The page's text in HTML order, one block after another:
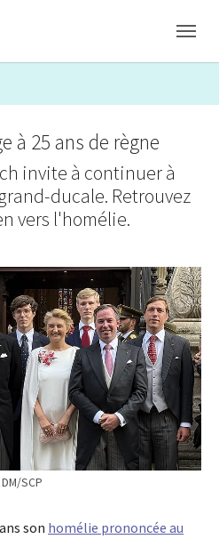
SCP
à 25 ans de règne
invite à continuer à
ducale. Retrouvez
vers l'homélie.
son homélie prononcée au